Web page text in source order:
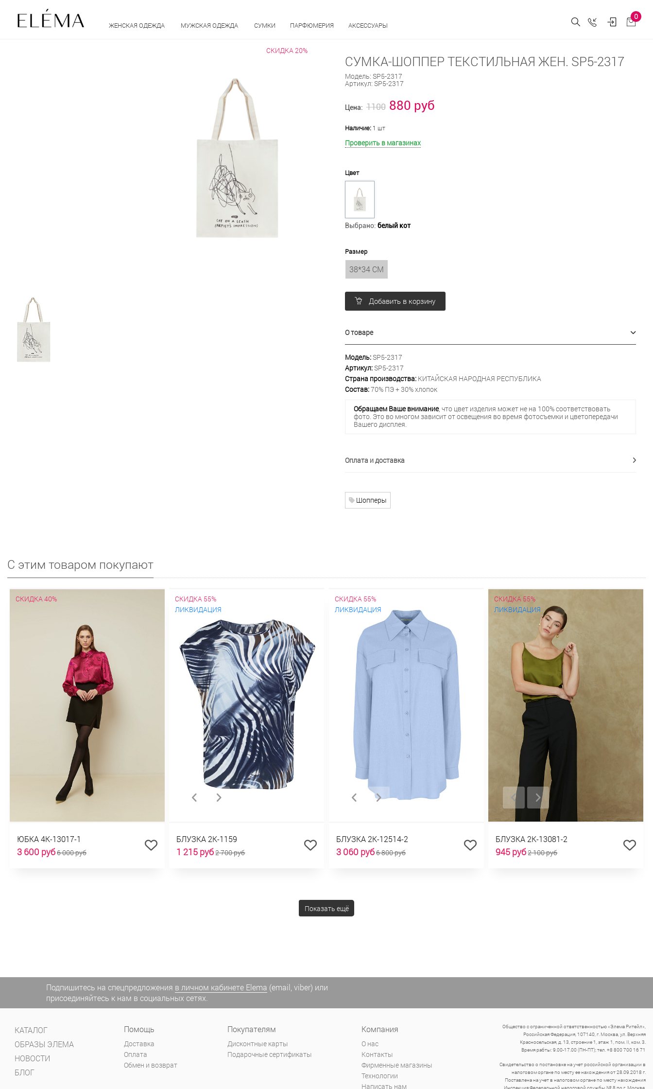
ЖЕНСКАЯ ОДЕЖДА МУЖСКАЯ ОДЕЖДА СУМКИ ПАРФЮМЕРИЯ АКСЕССУАРЫ
0
СКИДКА 20%
СУМКА-ШОППЕР ТЕКСТИЛЬНАЯ ЖЕН. SP5-2317
Модель: SP5-2317
Артикул: SP5-2317
Цена: 1100 880 руб
Наличие: 1 шт
Проверить в магазинах
Цвет
Выбрано: белый кот
Размер
38*34 СМ
Добавить в корзину
О товаре
Модель:SP5-2317
Артикул:SP5-2317
Страна производства:КИТАЙСКАЯ НАРОДНАЯ РЕСПУБЛИКА
Состав:70% ПЭ + 30% хлопок
Обращаем Ваше внимание, что цвет изделия может не на 100% соответствовать
фото. Это во многом зависит от освещения во время фотосъемки и цветопередачи
Вашего дисплея.
Оплата и доставка
Шопперы
С этим товаром покупают
СКИДКА 40%
ЮБКА 4К-13017-1
3 600 руб6 000 руб
СКИДКА 55%
ЛИКВИДАЦИЯ
БЛУЗКА 2К-1159
1 215 руб2 700 руб
СКИДКА 55%
ЛИКВИДАЦИЯ
БЛУЗКА 2К-12514-2
3 060 руб6 800 руб
СКИДКА 55%
ЛИКВИДАЦИЯ
БЛУЗКА 2К-13081-2
945 руб2 100 руб
Показать ещё
Подпишитесь на спецпредложения в личном кабинете Elema (email, viber) или
присоединяйтесь к нам в социальных сетях.
КАТАЛОГ
ОБРАЗЫ ЭЛЕМА
НОВОСТИ
БЛОГ
Помощь
Доставка
Оплата
Обмен и возврат
Покупателям
Дисконтные карты
Подарочные сертификаты
Компания
О нас
Контакты
Фирменные магазины
Технологии
Написать нам
Общество с ограниченной ответственностью «Элема Ритейл»,
Российская Федерация, 107140, г. Москва, ул. Верхняя
Красносельская, д. 13, строение 1, этаж 1, пом. II, ком. 3.
Время рабты: 9.00-17.00 (ПН-ПТ); тел. +8 800 700 16 71
Свидетельство о постановке на учет российской организации в
налоговом органе по месту ее нахождения от 28.09.2018 г.
Поставлена на учет в налоговом органе по месту нахождения
Инспекция Федеральной налоговой службы № 8 по г. Москве.